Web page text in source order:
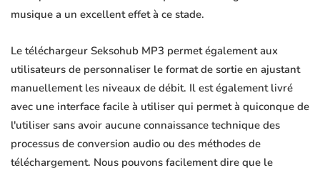
musique a un excellent effet à ce stade.
Le téléchargeur Seksohub MP3 permet également aux
utilisateurs de personnaliser le format de sortie en ajustant
manuellement les niveaux de débit. Il est également livré
avec une interface facile à utiliser qui permet à quiconque de
l'utiliser sans avoir aucune connaissance technique des
processus de conversion audio ou des méthodes de
téléchargement. Nous pouvons facilement dire que le